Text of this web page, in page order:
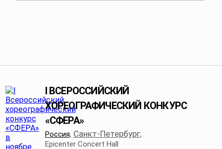
I ВСЕРОССИЙСКИЙ
ХОРЕОГРАФИЧЕСКИЙ КОНКУРС
«СФЕРА»
Россия, Санкт-Петербург,
Epicenter Concert Hall